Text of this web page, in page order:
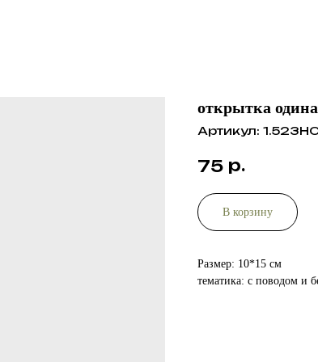
открытка
Артикул:
75 р.
В корзину
Размер: 10*15 см
тематика: с поводом и